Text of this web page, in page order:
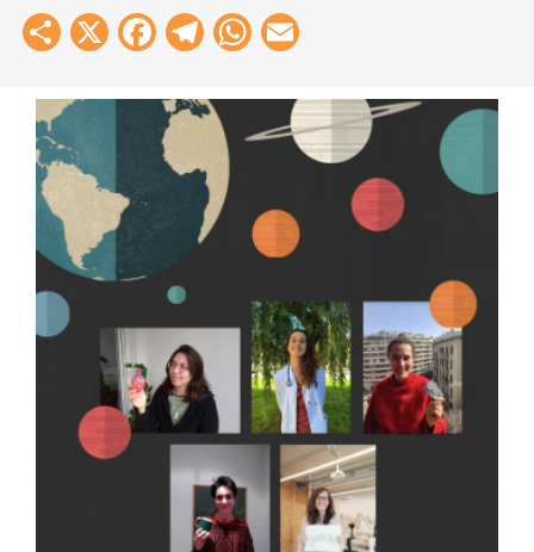
Share
X Facebook
Telegram
WhatsApp